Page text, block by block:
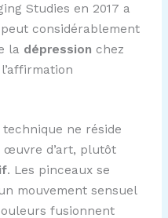
Studies en 2017 a
considérablement
la dépression chez
ne réside
œuvre d’art, plutôt
. Les pinceaux se
mouvement sensuel
fusionnent